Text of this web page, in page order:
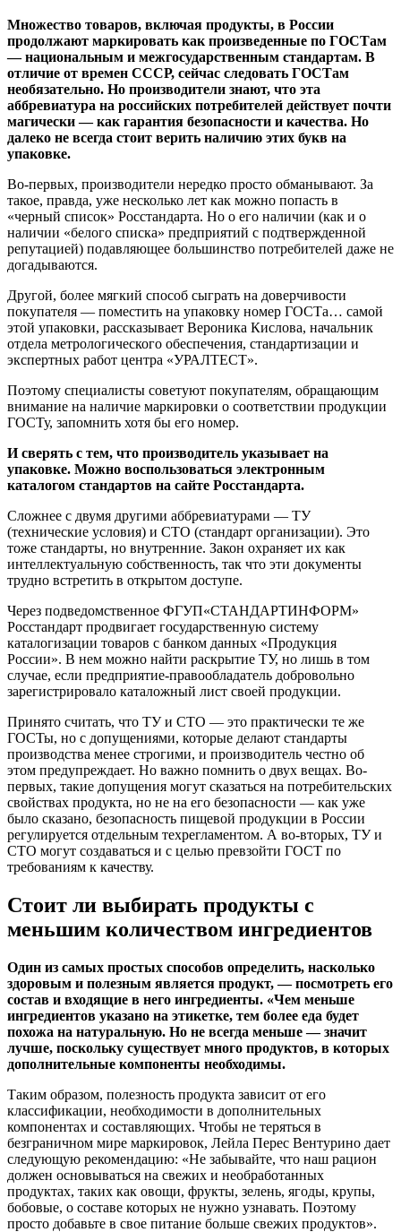
Множество товаров, включая продукты, в России
продолжают маркировать как произведенные по ГОСТам
— национальным и межгосударственным стандартам. В
отличие от времен СССР, сейчас следовать ГОСТам
необязательно. Но производители знают, что эта
аббревиатура на российских потребителей действует почти
магически — как гарантия безопасности и качества. Но
далеко не всегда стоит верить наличию этих букв на
упаковке.
Во-первых, производители нередко просто обманывают. За
такое, правда, уже несколько лет как можно попасть в
«черный список» Росстандарта. Но о его наличии (как и о
наличии «белого списка» предприятий с подтвержденной
репутацией) подавляющее большинство потребителей даже не
догадываются.
Другой, более мягкий способ сыграть на доверчивости
покупателя — поместить на упаковку номер ГОСТа… самой
этой упаковки, рассказывает Вероника Кислова, начальник
отдела метрологического обеспечения, стандартизации и
экспертных работ центра «УРАЛТЕСТ».
Поэтому специалисты советуют покупателям, обращающим
внимание на наличие маркировки о соответствии продукции
ГОСТу, запомнить хотя бы его номер.
И сверять с тем, что производитель указывает на
упаковке. Можно воспользоваться электронным
каталогом стандартов на сайте Росстандарта.
Сложнее с двумя другими аббревиатурами — ТУ
(технические условия) и СТО (стандарт организации). Это
тоже стандарты, но внутренние. Закон охраняет их как
интеллектуальную собственность, так что эти документы
трудно встретить в открытом доступе.
Через подведомственное ФГУП«СТАНДАРТИНФОРМ»
Росстандарт продвигает государственную систему
каталогизации товаров с банком данных «Продукция
России». В нем можно найти раскрытие ТУ, но лишь в том
случае, если предприятие-правообладатель добровольно
зарегистрировало каталожный лист своей продукции.
Принято считать, что ТУ и СТО — это практически те же
ГОСТы, но с допущениями, которые делают стандарты
производства менее строгими, и производитель честно об
этом предупреждает. Но важно помнить о двух вещах. Во-
первых, такие допущения могут сказаться на потребительских
свойствах продукта, но не на его безопасности — как уже
было сказано, безопасность пищевой продукции в России
регулируется отдельным техрегламентом. А во-вторых, ТУ и
СТО могут создаваться и с целью превзойти ГОСТ по
требованиям к качеству.
Стоит ли выбирать продукты с
меньшим количеством ингредиентов
Один из самых простых способов определить, насколько
здоровым и полезным является продукт, — посмотреть его
состав и входящие в него ингредиенты. «Чем меньше
ингредиентов указано на этикетке, тем более еда будет
похожа на натуральную. Но не всегда меньше — значит
лучше, поскольку существует много продуктов, в которых
дополнительные компоненты необходимы.
Таким образом, полезность продукта зависит от его
классификации, необходимости в дополнительных
компонентах и составляющих. Чтобы не теряться в
безграничном мире маркировок, Лейла Перес Вентурино дает
следующую рекомендацию: «Не забывайте, что наш рацион
должен основываться на свежих и необработанных
продуктах, таких как овощи, фрукты, зелень, ягоды, крупы,
бобовые, о составе которых не нужно узнавать. Поэтому
просто добавьте в свое питание больше свежих продуктов».